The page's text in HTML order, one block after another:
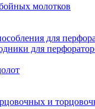
молотков
для
для
и